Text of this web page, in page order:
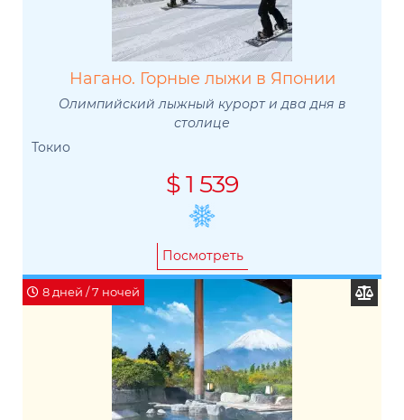
Нагано. Горные лыжи в Японии
Олимпийский лыжный курорт и два дня в
столице
Токио
$ 1 539
Посмотреть
8 дней / 7 ночей